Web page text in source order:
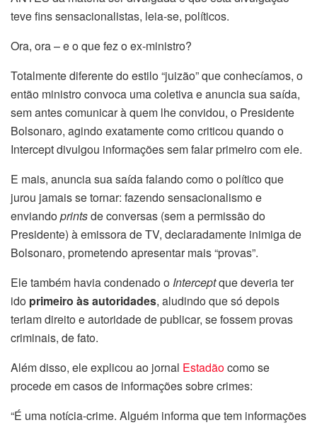
teve fins sensacionalistas, leia-se, políticos.
Ora, ora – e o que fez o ex-ministro?
Totalmente diferente do estilo “juizão” que conhecíamos, o
então ministro convoca uma coletiva e anuncia sua saída,
sem antes comunicar à quem lhe convidou, o Presidente
Bolsonaro, agindo exatamente como criticou quando o
Intercept divulgou informações sem falar primeiro com ele.
E mais, anuncia sua saída falando como o político que
jurou jamais se tornar: fazendo sensacionalismo e
enviandoprintsde conversas (sem a permissão do
Presidente) à emissora de TV, declaradamente inimiga de
Bolsonaro, prometendo apresentar mais “provas”.
Ele também havia condenado o Interceptque deveria ter
ido primeiro às autoridades, aludindo que só depois
teriam direito e autoridade de publicar, se fossem provas
criminais, de fato.
Além disso, ele explicou ao jornal Estadãocomo se
procede em casos de informações sobre crimes:
“É uma notícia-crime. Alguém informa que tem informações